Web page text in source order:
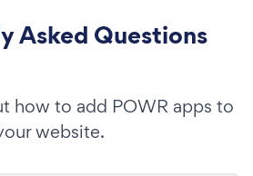
Asked Questions
how to add POWR apps to
website.